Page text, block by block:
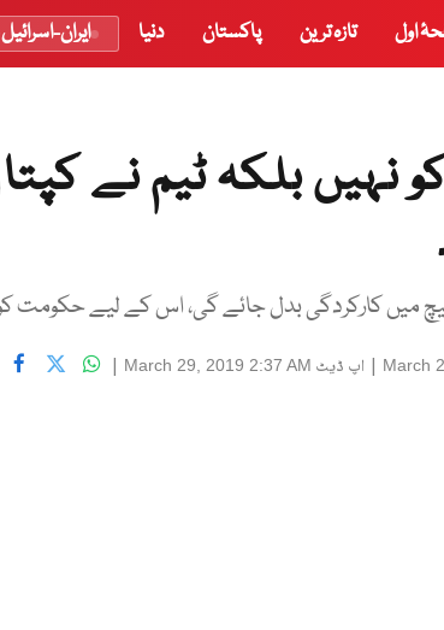
اول تازہ ترین پاکستان دنیا ایران-
نہیں بلکہ ٹیم نے
میں کارکردگی بدل جائے گی، اس کے لیے حکومت
March
| اپ ڈیٹ March 29, 2019 2:37 AM
|